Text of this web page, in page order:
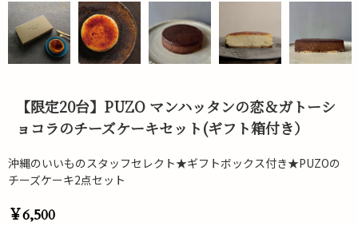
【限定20台】PUZO マンハッタンの恋＆ガトーシ
ョコラのチーズケーキセット(ギフト箱付き）
沖縄のいいものスタッフセレクト★ギフトボックス付き★PUZOの
チーズケーキ2点セット
￥6,500